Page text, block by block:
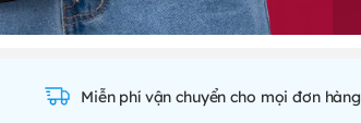
Miễn phí vận chuyển cho mọi đơn hàng